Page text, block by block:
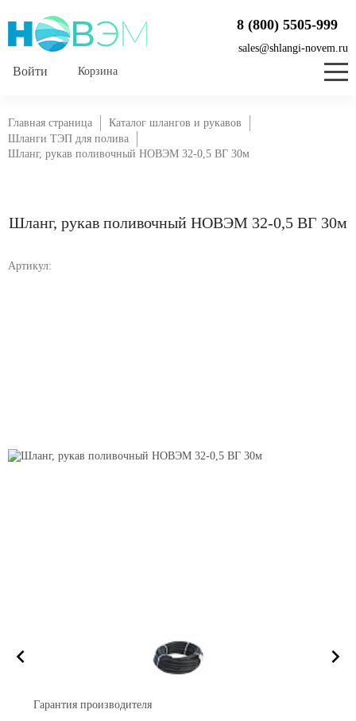
8 (800) 5505-999
sales@shlangi-novem.ru
Корзина
Главная страница
Каталог шлангов и рукавов
Шланги ТЭП для полива
Шланг, рукав поливочный НОВЭМ 32-0,5 ВГ 30м
Шланг, рукав поливочный НОВЭМ 32-0,5 ВГ 30м
Артикул:
Гарантия производителя